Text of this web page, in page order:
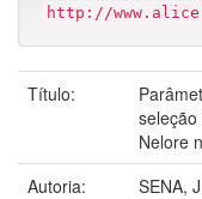
http://
Título:
Nelore
Autoria:
SENA,